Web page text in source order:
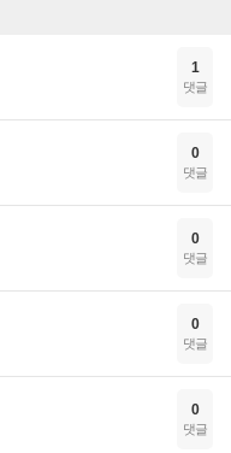
1
댓글
0
댓글
0
댓글
0
댓글
0
댓글